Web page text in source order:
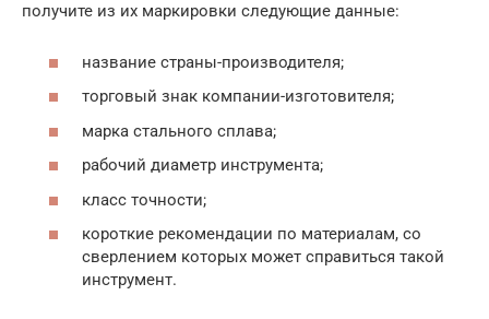
получите из их маркировки следующие данные:
название страны-производителя;
торговый знак компании-изготовителя;
марка стального сплава;
рабочий диаметр инструмента;
класс точности;
короткие рекомендации по материалам, со
сверлением которых может справиться такой
инструмент.